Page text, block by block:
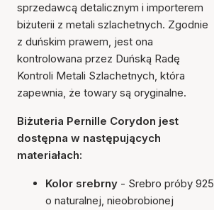
sprzedawcą detalicznym i importerem
biżuterii z metali szlachetnych. Zgodnie
z duńskim prawem, jest ona
kontrolowana przez Duńską Radę
Kontroli Metali Szlachetnych, która
zapewnia, że towary są oryginalne.
Biżuteria Pernille Corydon jest
dostępna w następujących
materiałach:
Kolor srebrny - Srebro próby 925
o naturalnej, nieobrobionej